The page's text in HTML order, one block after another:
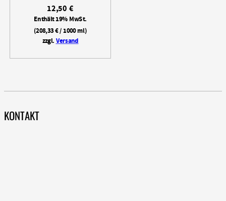
12,50€
Enthält 19% MwSt.
(208,33€/ 1000 ml)
zzgl.Versand
KONTAKT